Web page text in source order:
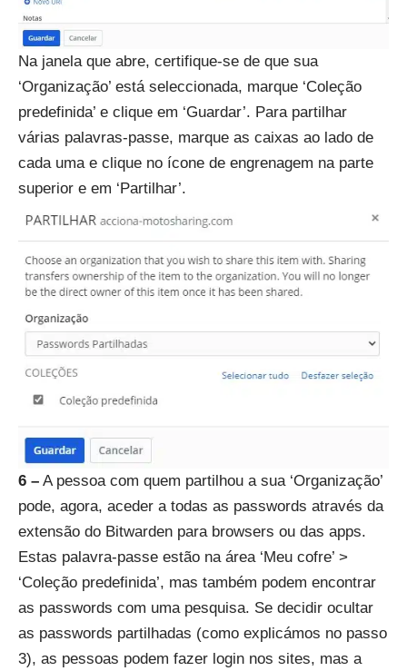
Na janela que abre, certifique-se de que sua
‘Organização’ está seleccionada, marque ‘Coleção
predefinida’ e clique em ‘Guardar’. Para partilhar
várias palavras-passe, marque as caixas ao lado de
cada uma e clique no ícone de engrenagem na parte
superior e em ‘Partilhar’.
6 – A pessoa com quem partilhou a sua ‘Organização’
pode, agora, aceder a todas as passwords através da
extensão do Bitwarden para browsers ou das apps.
Estas palavra-passe estão na área ‘Meu cofre’ >
‘Coleção predefinida’, mas também podem encontrar
as passwords com uma pesquisa. Se decidir ocultar
as passwords partilhadas (como explicámos no passo
3), as pessoas podem fazer login nos sites, mas a